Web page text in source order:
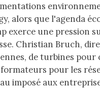
alors que l'agenda
exerce une pression
Christian Bruch,
de turbines
pour les
imposé aux